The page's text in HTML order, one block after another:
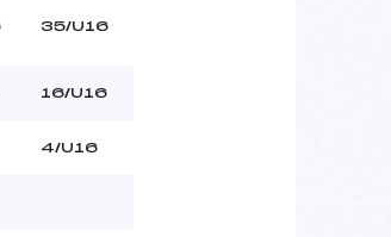
35/U16
16/U16
4/U16